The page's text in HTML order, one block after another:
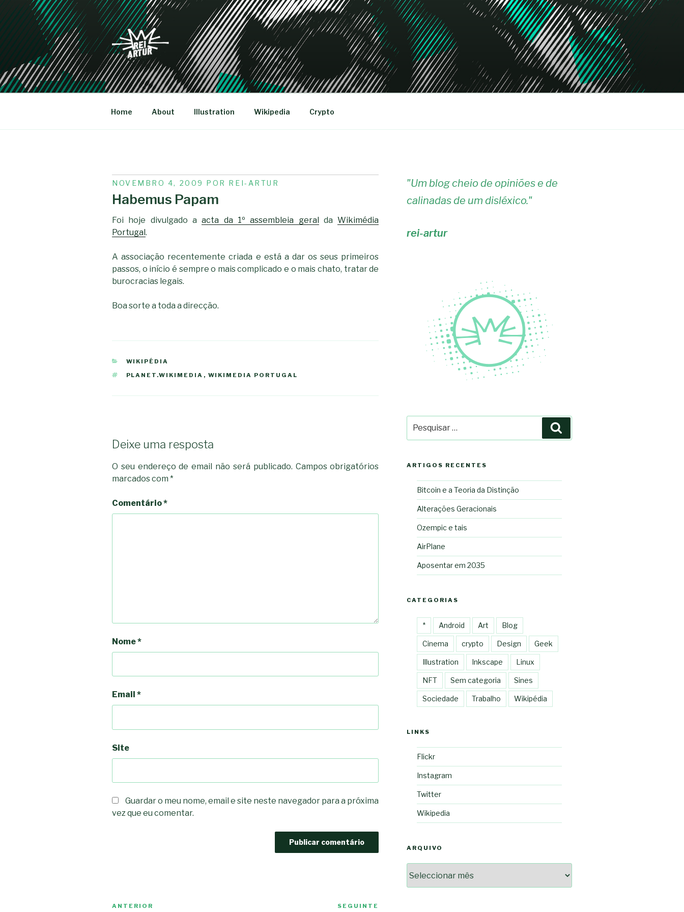
Saltar
para
o
conteúdo
REI-ARTUR
Home About Illustration Wikipedia Crypto
PUBLICADO
EM
NOVEMBRO 4, 2009 POR REI-ARTUR
Habemus Papam
Foi hoje divulgado aacta da 1º assembleia geral daWikimédia
Portugal.
A associação recentemente criada e está a dar os seus primeiros
passos, o início é sempre o mais complicado e o mais chato, tratar de
burocracias legais.
Boa sorte a toda a direcção.
CATEGORIAS
WIKIPÉDIA
ETIQUETAS
PLANET.WIKIMEDIA , WIKIMEDIA PORTUGAL
Deixe uma resposta
O seu endereço de email não será publicado. Campos obrigatórios
marcados com *
Comentário*
Nome*
Email *
Site
Guardar o meu nome, email e site neste navegador para a próxima
vez que eu comentar.
Navegação
Conteúdo
ANTERIOR SEGUINTE
"Um blog cheio de opiniões e de
calinadas de um disléxico."
rei-artur
por:
ARTIGOS RECENTES
Bitcoin e a Teoria da Distinção
Alterações Geracionais
Ozempic e tais
AirPlane
Aposentar em 2035
CATEGORIAS
* Android Art Blog
Cinema crypto Design Geek
Illustration Inkscape Linux
NFT Sem categoria Sines
Sociedade Trabalho Wikipédia
LINKS
Flickr
Instagram
Twitter
Wikipedia
ARQUIVO